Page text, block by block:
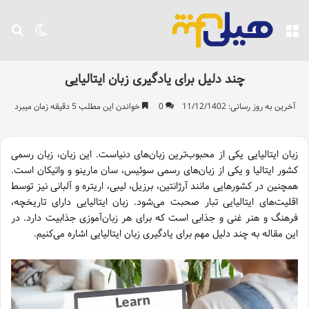
تغییر منو
چند دلیل برای یادگیری زبان ایتالیایی
آخرین به روز رسانی: 11/12/1402 0 خواندن این مطلب 5 دقیقه زمان میبرد
زبان ایتالیایی یکی از محبوب‌ترین زبان‌های دنیاست. این زبان، زبان رسمی
کشور ایتالیا و یکی از زبان‌های رسمی سوئیس، سان مارینو و واتیکان است.
همچنین در کشورهایی مانند آرژانتین، برزیل، لیبی، اریتره و آلبانی نیز توسط
اقلیت‌های ایتالیایی تبار صحبت می‌شود. زبان ایتالیایی دارای تاریخچه،
فرهنگ و هنر غنی و جذابی است که برای هر زبان‌آموزی جذابیت دارد. در
این مقاله به چند دلیل مهم برای یادگیری زبان ایتالیایی اشاره می‌کنیم.